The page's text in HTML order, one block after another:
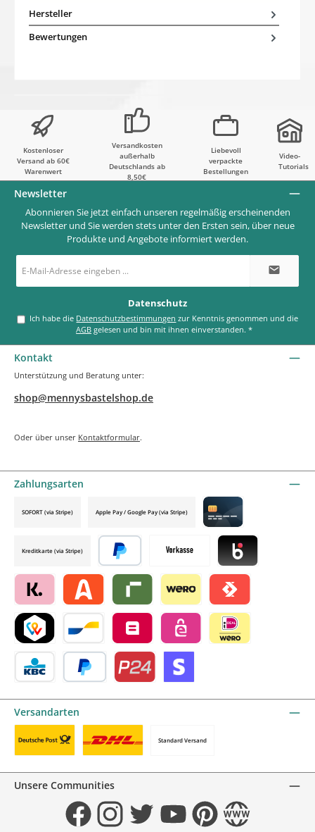
Hersteller
Bewertungen
Kostenloser
Versand ab 60€
Warenwert
Versandkosten
außerhalb
Deutschlands ab
8,50€
Liebevoll
verpackte
Bestellungen
Video-
Tutorials
Newsletter
Abonnieren Sie jetzt einfach unseren regelmäßig erscheinenden
Newsletter und Sie werden stets unter den Ersten sein, über neue
Produkte und Angebote informiert werden.
E-
Mail-
*
Datenschutz
Ich habe die Datenschutzbestimmungen
AGB gelesen und bin mit ihnen einverstanden.*
Kontakt
Unterstützung und Beratung unter:
shop@mennysbastelshop.de
Oder über unser Kontaktformular.
Zahlungsarten
Vorkasse Blik by mollie
Klarna by mollieAlma by mollieRiverty by mollie
Wero Satispay by mollie
TWINT by mollieBancontact by mollie
Belfius by mollieeps by mollie
SOFORT (via Stripe) Apple Pay / Google Pay (via Stripe)
Credit card by mollie
Kreditkarte (via Stripe)
Später bezahlen
Versandarten
Standard Versand
Unsere Communities
FacebookInstagramTwitter YouTubePinterestWebsite